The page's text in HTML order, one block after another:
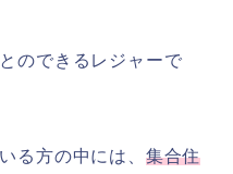
のできるレジャーで
る方の中には、 集合住